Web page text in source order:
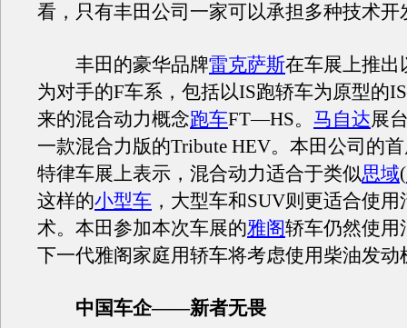
看，只有丰田公司一家可以承担多种技术开
丰田的豪华品牌雷克萨斯在车展上推出
为对手的F车系，包括以IS跑轿车为原型的
来的混合动力概念跑车FT—HS。 马自达展
一款混合力版的Tribute HEV。本田公司的
特律车展上表示，混合动力适合于类似思域(
这样的小型车 ，大型车和SUV则更适合使
术。本田参加本次车展的雅阁轿车仍然使用
下一代雅阁家庭用轿车将考虑使用柴油发动
中国车企——新者无畏